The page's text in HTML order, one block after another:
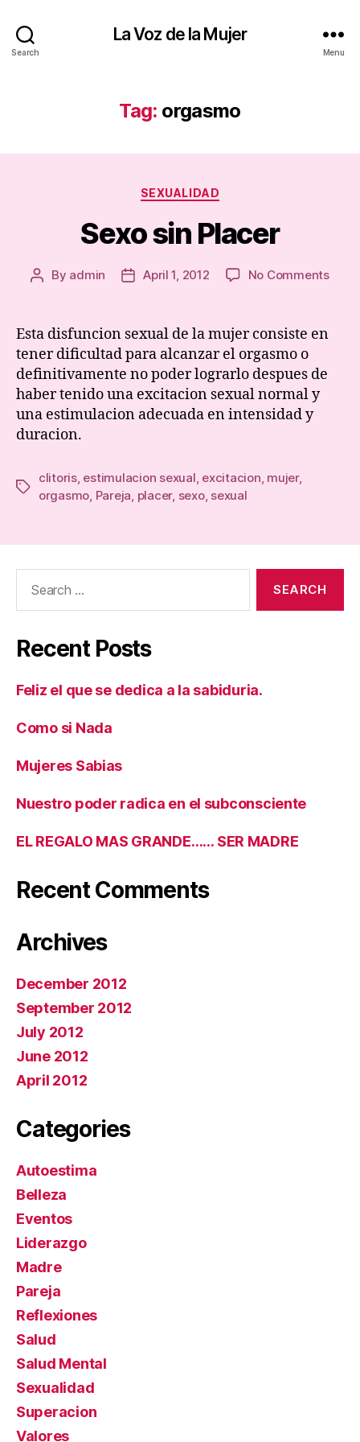
Search
La Voz de la Mujer
Menu
Tag: orgasmo
Categories
SEXUALIDAD
Sexo sin Placer
Post
By admin
PostApril 1, 2012 No Commentson
Esta disfuncion sexual de la mujer consiste en
tener dificultad para alcanzar el orgasmo o
definitivamente no poder lograrlo despues de
haber tenido una excitacion sexual normal y
una estimulacion adecuada en intensidad y
duracion.
Tags
clitoris, estimulacion sexual excitacion mujer,
orgasmo Pareja placer, sexo, sexual
Recent Posts
Feliz el que se dedica a la sabiduria.
Como si Nada
Mujeres Sabias
Nuestro poder radica en el subconsciente
EL REGALO MAS GRANDE…… SER MADRE
Recent Comments
Archives
December 2012
September 2012
July 2012
June 2012
April 2012
Categories
Autoestima
Belleza
Eventos
Liderazgo
Madre
Pareja
Reflexiones
Salud
Salud Mental
Sexualidad
Superacion
Valores